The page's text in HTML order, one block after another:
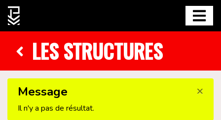
LES STRUCTURES
×
Message
Il n'y a pas de résultat.